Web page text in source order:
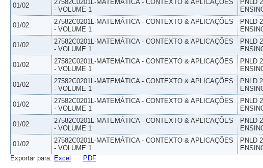
01/02
27582C0201L-MATEMÁTICA - CONTEXTO & APLICAÇÕES
- VOLUME 1
PNLD
01/02
27582C0201L-MATEMÁTICA - CONTEXTO & APLICAÇÕES
- VOLUME 1
PNLD
01/02
27582C0201L-MATEMÁTICA - CONTEXTO & APLICAÇÕES
- VOLUME 1
PNLD
01/02
27582C0201L-MATEMÁTICA - CONTEXTO & APLICAÇÕES
- VOLUME 1
PNLD
01/02
27582C0201L-MATEMÁTICA - CONTEXTO & APLICAÇÕES
- VOLUME 1
PNLD
01/02
27582C0201L-MATEMÁTICA - CONTEXTO & APLICAÇÕES
- VOLUME 1
PNLD
01/02
27582C0201L-MATEMÁTICA - CONTEXTO & APLICAÇÕES
- VOLUME 1
PNLD
01/02
27582C0201L-MATEMÁTICA - CONTEXTO & APLICAÇÕES
- VOLUME 1
PNLD
Exportar para: Excel PDF